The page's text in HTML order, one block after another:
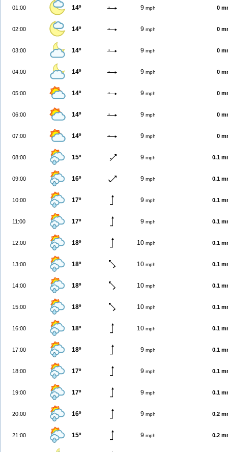
01:00 14º 9 mph 0
02:00 14º 9 mph 0
03:00 14º 9 mph 0
04:00 14º 9 mph 0
05:00 14º 9 mph 0
06:00 14º 9 mph 0
07:00 14º 9 mph 0
08:00 15º 9 mph 0.1
09:00 16º 9 mph 0.1
10:00 17º 9 mph 0.1
11:00 17º 9 mph 0.1
12:00 18º 10 mph 0.1
13:00 18º 10 mph 0.1
14:00 18º 10 mph 0.1
15:00 18º 10 mph 0.1
16:00 18º 10 mph 0.1
17:00 18º 9 mph 0.1
18:00 17º 9 mph 0.1
19:00 17º 9 mph 0.1
20:00 16º 9 mph 0.2
21:00 15º 9 mph 0.2